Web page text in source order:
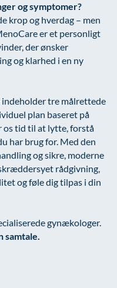
og symptomer?
krop og hverdag – men
er et personligt
der ønsker
og klarhed i en ny
tre målrettede
plan baseret på
os tid til at lytte, forstå
har brug for. Med den
og sikre, moderne
rådgivning,
og føle dig tilpas i din
gynækologer.
samtale.